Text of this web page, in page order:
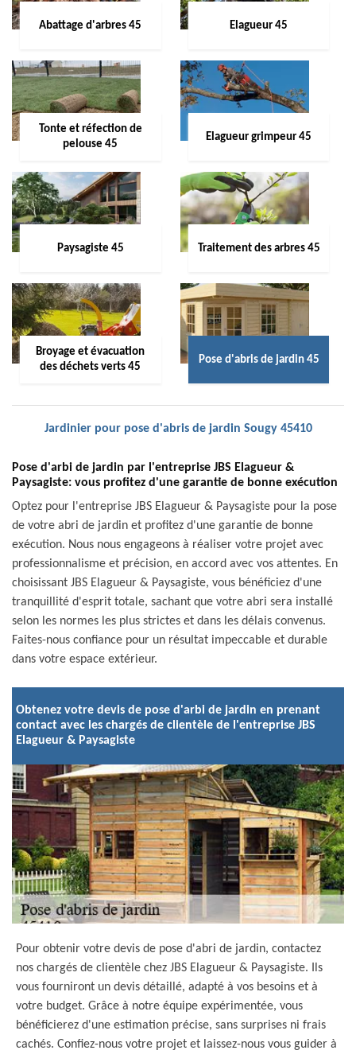
Abattage d'arbres 45 Elagueur 45
Tonte et réfection de
pelouse 45
Elagueur grimpeur 45
Paysagiste 45 Traitement des arbres 45
Broyage et évacuation
des déchets verts 45
Pose d'abris de jardin 45
Jardinier pour pose d'abris de jardin Sougy 45410
Pose d'arbi de jardin par l'entreprise JBS Elagueur &
Paysagiste: vous profitez d'une garantie de bonne exécution
Optez pour l'entreprise JBS Elagueur & Paysagiste pour la pose
de votre abri de jardin et profitez d'une garantie de bonne
exécution. Nous nous engageons à réaliser votre projet avec
professionnalisme et précision, en accord avec vos attentes. En
choisissant JBS Elagueur & Paysagiste, vous bénéficiez d'une
tranquillité d'esprit totale, sachant que votre abri sera installé
selon les normes les plus strictes et dans les délais convenus.
Faites-nous confiance pour un résultat impeccable et durable
dans votre espace extérieur.
Obtenez votre devis de pose d'arbi de jardin en prenant
contact avec les chargés de clientèle de l'entreprise JBS
Elagueur & Paysagiste
Pour obtenir votre devis de pose d'abri de jardin, contactez
nos chargés de clientèle chez JBS Elagueur & Paysagiste. Ils
vous fourniront un devis détaillé, adapté à vos besoins et à
votre budget. Grâce à notre équipe expérimentée, vous
bénéficierez d'une estimation précise, sans surprises ni frais
cachés. Confiez-nous votre projet et laissez-nous vous guider à